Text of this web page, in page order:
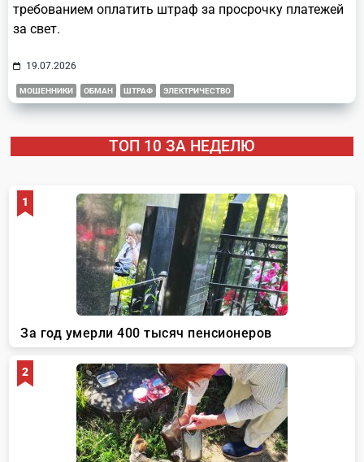
требованием оплатить штраф за просрочку платежей
за свет.
19.07.2026
МОШЕННИКИ ОБМАН ШТРАФ ЭЛЕКТРИЧЕСТВО
ТОП 10 ЗА НЕДЕЛЮ